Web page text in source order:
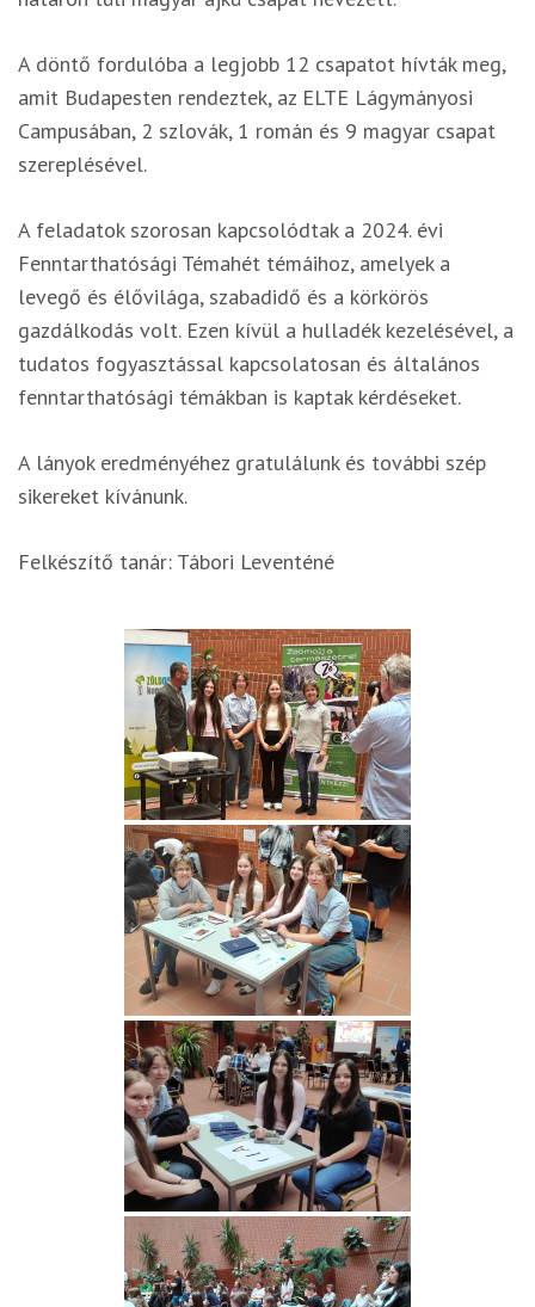
A döntő fordulóba a legjobb 12 csapatot hívták meg,
amit Budapesten rendeztek, az ELTE Lágymányosi
Campusában, 2 szlovák, 1 román és 9 magyar csapat
szereplésével.
A feladatok szorosan kapcsolódtak a 2024. évi
Fenntarthatósági Témahét témáihoz, amelyek a
levegő és élővilága, szabadidő és a körkörös
gazdálkodás volt. Ezen kívül a hulladék kezelésével, a
tudatos fogyasztással kapcsolatosan és általános
fenntarthatósági témákban is kaptak kérdéseket.
A lányok eredményéhez gratulálunk és további szép
sikereket kívánunk.
Felkészítő tanár: Tábori Leventéné